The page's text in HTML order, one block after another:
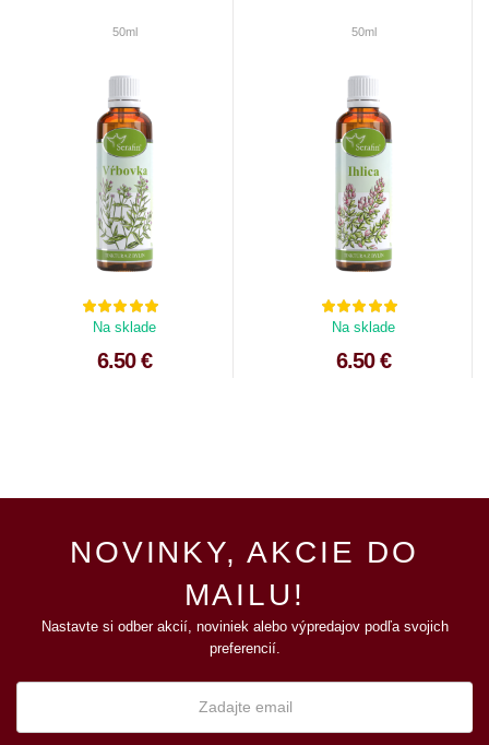
50ml
Na sklade
6.50 €
50ml
Na sklade
6.50 €
NOVINKY, AKCIE DO
MAILU!
Nastavte si odber akcií, noviniek alebo výpredajov podľa svojich
preferencií.